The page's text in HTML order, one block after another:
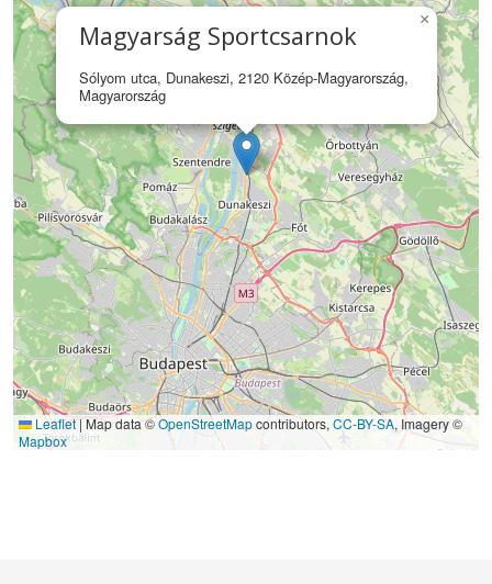
Magyarság Sportcsarnok
Sólyom utca, Dunakeszi, 2120 Közép-Magyarország,
Magyarország
×
Leaflet |Map data ©OpenStreetMapcontributors, CC-BY-SA, Imagery ©
Mapbox